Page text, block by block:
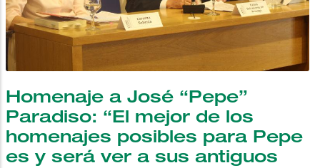
Homenaje a José “Pepe”
Paradiso: “El mejor de los
homenajes posibles para Pepe
es y será ver a sus antiguos